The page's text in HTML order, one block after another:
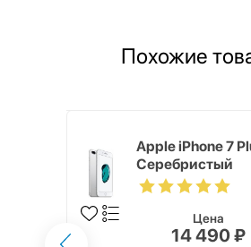
Похожие
Apple iPhone 7
Серебристый
Цена
14 490 ₽